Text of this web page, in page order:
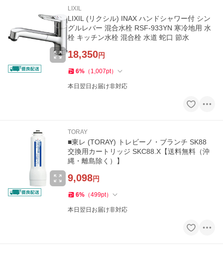
LIXIL
LIXIL (リクシル) INAX ハンドシャワー付 シン
グルレバー 混合水栓 RSF-933YN 寒冷地用 水
栓 キッチン水栓 混合栓 水道 蛇口 節水
18,350円
6% （ 1,007pt）
本日翌日お届け非対応
TORAY
■東レ (TORAY) トレビーノ・ブランチ SK88
交換用カートリッジ SKC88.X【送料無料（沖
縄・離島除く）】
9,098円
6% （499pt）
本日翌日お届け非対応